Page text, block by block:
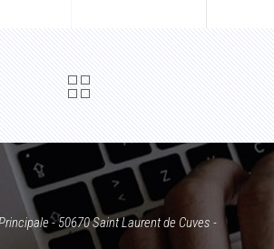
- 50670 Saint Laurent de Cuves -